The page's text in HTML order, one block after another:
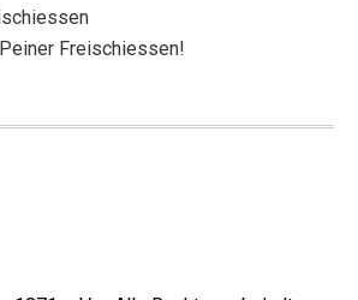
Freischiessen!